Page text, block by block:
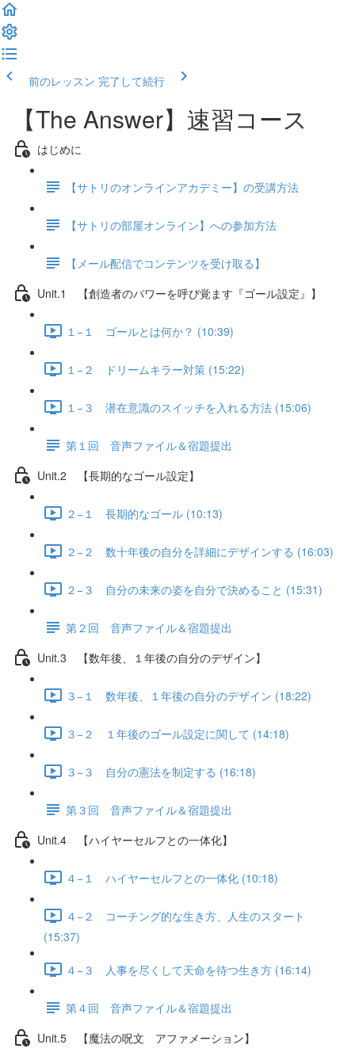
前のレッスン 完了して続行
【The Answer】速習コース
はじめに
【サトリのオンラインアカデミー】の受講方法
【サトリの部屋オンライン】への参加方法
【メール配信でコンテンツを受け取る】
Unit.1 【創造者のパワーを呼び覚ます『ゴール設定』】
１−１ ゴールとは何か？ (10:39)
１−２ ドリームキラー対策 (15:22)
１−３ 潜在意識のスイッチを入れる方法 (15:06)
第１回 音声ファイル＆宿題提出
Unit.2 【長期的なゴール設定】
２−１ 長期的なゴール (10:13)
２−２ 数十年後の自分を詳細にデザインする (16:03)
２−３ 自分の未来の姿を自分で決めること (15:31)
第２回 音声ファイル＆宿題提出
Unit.3 【数年後、１年後の自分のデザイン】
３−１ 数年後、１年後の自分のデザイン (18:22)
３−２ １年後のゴール設定に関して (14:18)
３−３ 自分の憲法を制定する (16:18)
第３回 音声ファイル＆宿題提出
Unit.4 【ハイヤーセルフとの一体化】
４−１ ハイヤーセルフとの一体化 (10:18)
４−２ コーチング的な生き方、人生のスタート
(15:37)
４−３ 人事を尽くして天命を待つ生き方 (16:14)
第４回 音声ファイル＆宿題提出
Unit.5 【魔法の呪文 アファメーション】